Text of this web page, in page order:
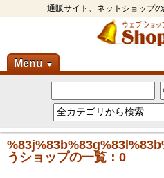
通販サイト、ネットショップ
Menu ▼
うショップの一覧：0